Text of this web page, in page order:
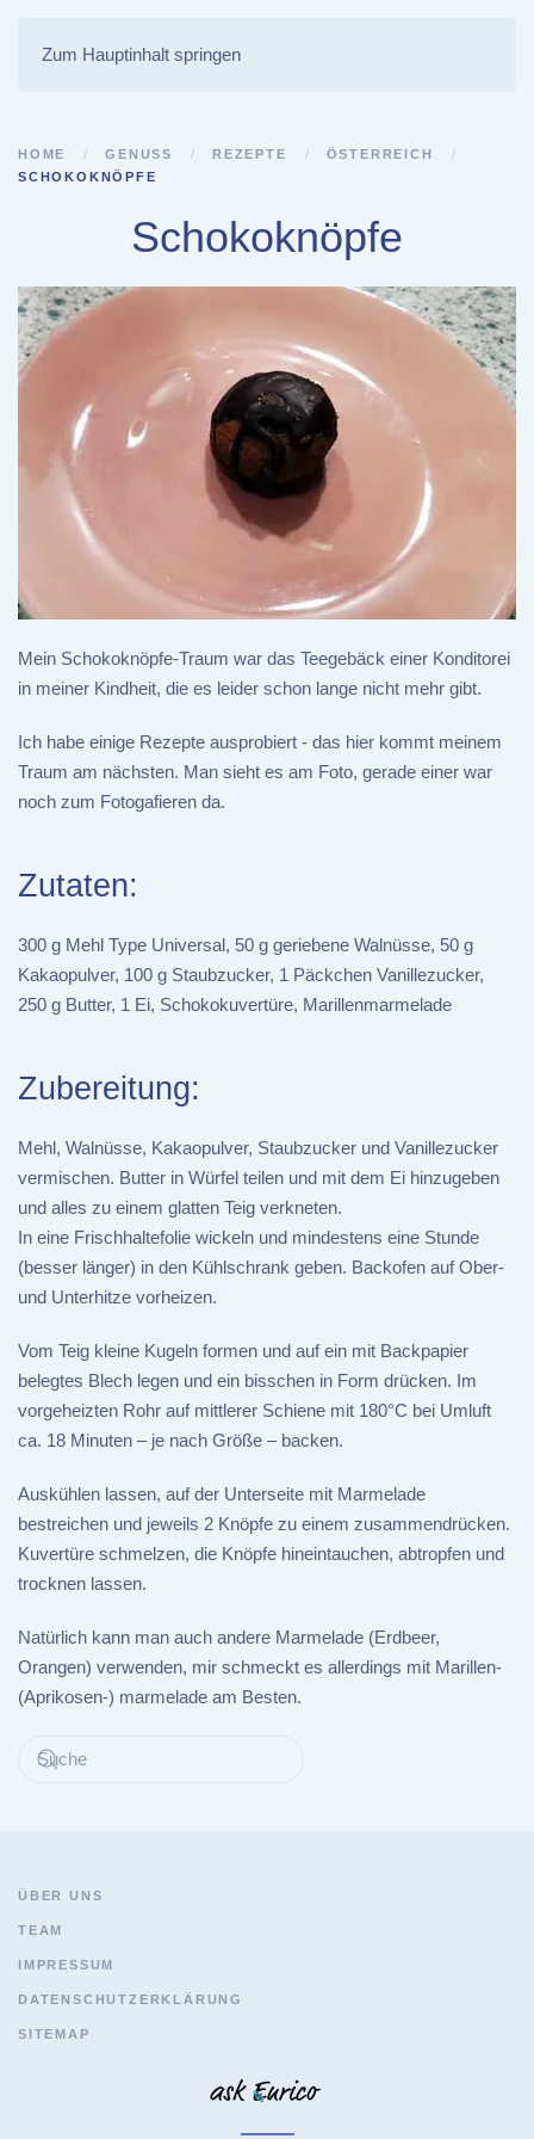
Zum Hauptinhalt springen
HOME GENUSS REZEPTE
ÖSTERREICH
SCHOKOKNÖPFE
Schokoknöpfe
Mein Schokoknöpfe-Traum war das Teegebäck einer Konditorei
in meiner Kindheit, die es leider schon lange nicht mehr gibt.
Ich habe einige Rezepte ausprobiert - das hier kommt meinem
Traum am nächsten. Man sieht es am Foto, gerade einer war
noch zum Fotogafieren da.
Zutaten:
300 g Mehl Type Universal, 50 g geriebene Walnüsse, 50 g
Kakaopulver, 100 g Staubzucker, 1 Päckchen Vanillezucker,
250 g Butter, 1 Ei, Schokokuvertüre, Marillenmarmelade
Zubereitung:
Mehl, Walnüsse, Kakaopulver, Staubzucker und Vanillezucker
vermischen. Butter in Würfel teilen und mit dem Ei hinzugeben
und alles zu einem glatten Teig verkneten.
In eine Frischhaltefolie wickeln und mindestens eine Stunde
(besser länger) in den Kühlschrank geben. Backofen auf Ober-
und Unterhitze vorheizen.
Vom Teig kleine Kugeln formen und auf ein mit Backpapier
belegtes Blech legen und ein bisschen in Form drücken. Im
vorgeheizten Rohr auf mittlerer Schiene mit 180°C bei Umluft
ca. 18 Minuten – je nach Größe – backen.
Auskühlen lassen, auf der Unterseite mit Marmelade
bestreichen und jeweils 2 Knöpfe zu einem zusammendrücken.
Kuvertüre schmelzen, die Knöpfe hineintauchen, abtropfen und
trocknen lassen.
Natürlich kann man auch andere Marmelade (Erdbeer,
Orangen) verwenden, mir schmeckt es allerdings mit Marillen-
(Aprikosen-) marmelade am Besten.
ÜBER UNS
TEAM
IMPRESSUM
DATENSCHUTZERKLÄRUNG
SITEMAP